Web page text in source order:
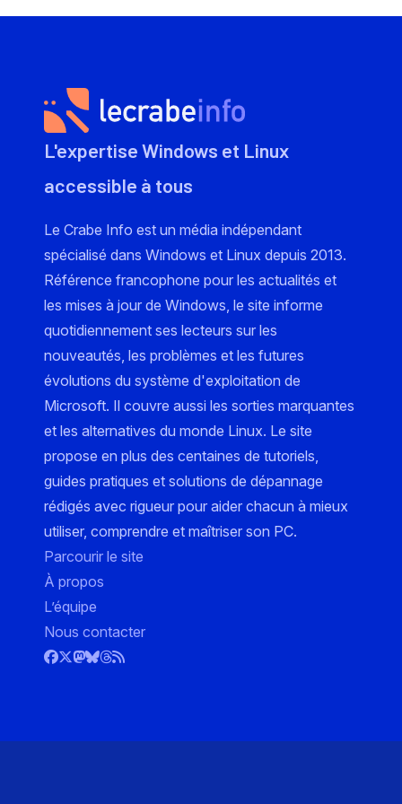
L'expertise Windows et Linux
accessible à tous
Le Crabe Info est un média indépendant
spécialisé dans Windows et Linux depuis 2013.
Référence francophone pour les actualités et
les mises à jour de Windows, le site informe
quotidiennement ses lecteurs sur les
nouveautés, les problèmes et les futures
évolutions du système d'exploitation de
Microsoft. Il couvre aussi les sorties marquantes
et les alternatives du monde Linux. Le site
propose en plus des centaines de tutoriels,
guides pratiques et solutions de dépannage
rédigés avec rigueur pour aider chacun à mieux
utiliser, comprendre et maîtriser son PC.
Parcourir le site
À propos
L’équipe
Nous contacter